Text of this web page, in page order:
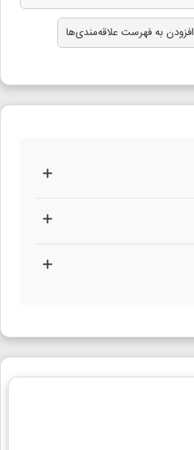
افزودن به فهرست علاقه‌مندی‌ها